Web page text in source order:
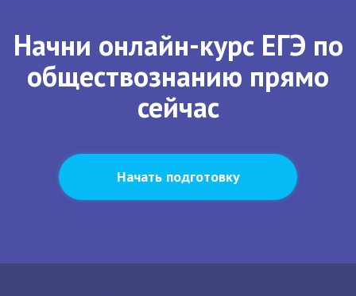
Начни онлайн-курс ЕГЭ по
обществознанию прямо
сейчас
Начать подготовку